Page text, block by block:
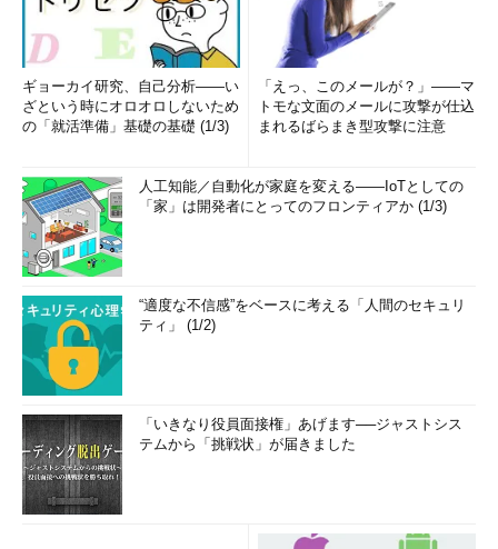
ギョーカイ研究、自己分析――い
ざという時にオロオロしないため
の「就活準備」基礎の基礎 (1/3)
「えっ、このメールが？」――マ
トモな文面のメールに攻撃が仕込
まれるばらまき型攻撃に注意
人工知能／自動化が家庭を変える――IoTとしての
「家」は開発者にとってのフロンティアか (1/3)
“適度な不信感”をベースに考える「人間のセキュリ
ティ」 (1/2)
「いきなり役員面接権」あげます──ジャストシス
テムから「挑戦状」が届きました